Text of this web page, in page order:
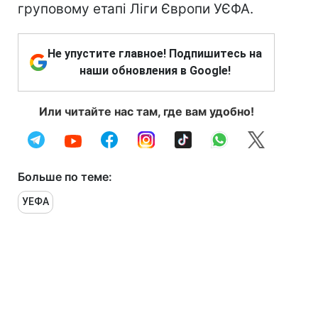
груповому етапі Ліги Європи УЄФА.
Не упустите главное! Подпишитесь на
наши обновления в Google!
Или читайте нас там, где вам удобно!
Больше по теме:
УЕФА